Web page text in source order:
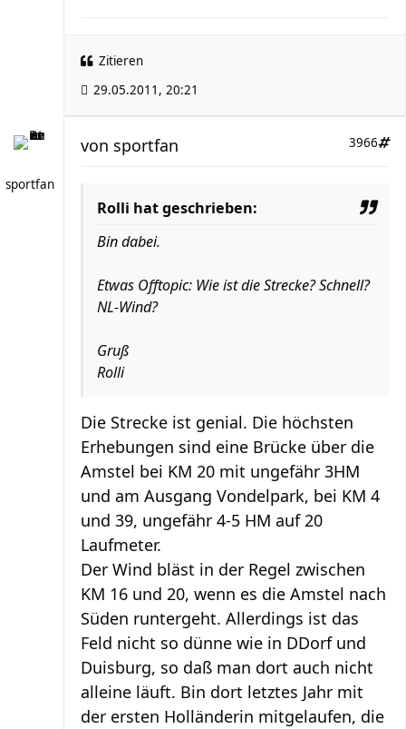
Zitieren
29.05.2011, 20:21
sportfan
3966
von sportfan
Rolli hat geschrieben:
Bin dabei.
Etwas Offtopic: Wie ist die Strecke? Schnell?
NL-Wind?
Gruß
Rolli
Die Strecke ist genial. Die höchsten
Erhebungen sind eine Brücke über die
Amstel bei KM 20 mit ungefähr 3HM
und am Ausgang Vondelpark, bei KM 4
und 39, ungefähr 4-5 HM auf 20
Laufmeter.
Der Wind bläst in der Regel zwischen
KM 16 und 20, wenn es die Amstel nach
Süden runtergeht. Allerdings ist das
Feld nicht so dünne wie in DDorf und
Duisburg, so daß man dort auch nicht
alleine läuft. Bin dort letztes Jahr mit
der ersten Holländerin mitgelaufen, die